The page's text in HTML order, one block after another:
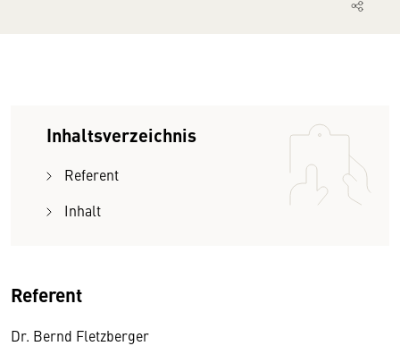
Inhaltsverzeichnis
Referent
Inhalt
Referent
Dr. Bernd Fletzberger